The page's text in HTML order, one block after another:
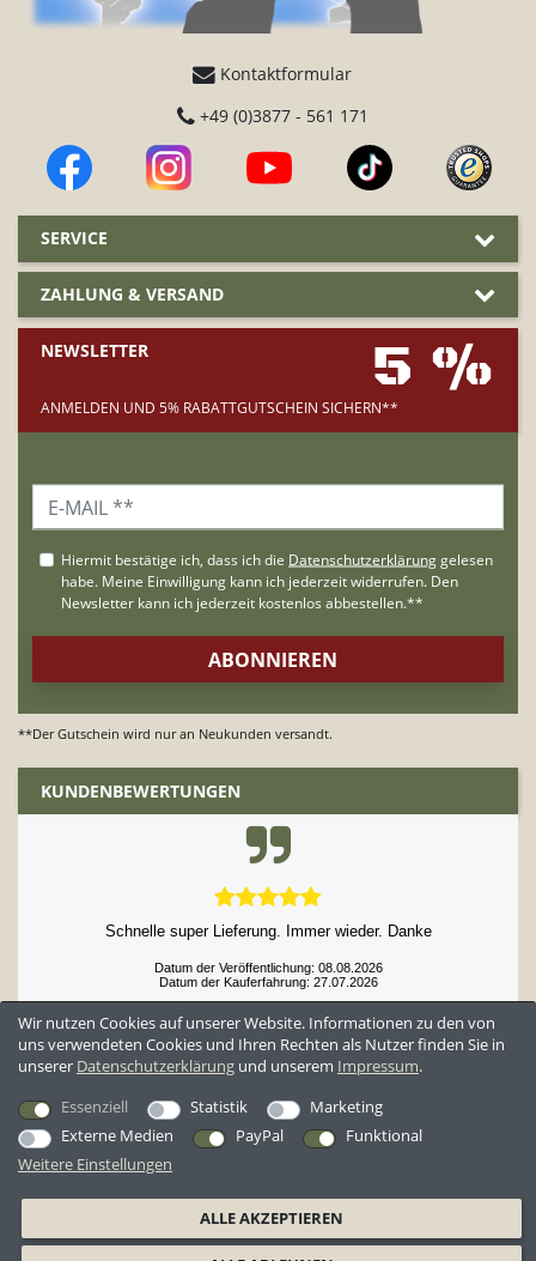
Kontaktformular
+49 (0)3877 - 561 171
SERVICE
ZAHLUNG & VERSAND
NEWSLETTER 5 %
ANMELDEN UND 5% RABATTGUTSCHEIN SICHERN**
**Der Gutschein wird nur an Neukunden versandt.
KUNDENBEWERTUNGEN
Schnelle super Lieferung. Immer wieder. Danke
Datum der Veröffentlichung: 08.08.2026
Datum der Kauferfahrung: 27.07.2026
Wir nutzen Cookies auf unserer Website. Informationen zu den von
uns verwendeten Cookies und Ihren Rechten als Nutzer finden Sie in
unserer Daten­schutz­erklärung und unserem Impressum.
Essenziell
Statistik
Marketing
Externe Medien
PayPal
Funktional
Weitere Einstellungen
ALLE AKZEPTIEREN
AGB Datenschutzerklärung Widerrufsrecht Widerrufsformular